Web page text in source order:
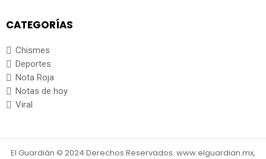
CATEGORÍAS
Chismes
Deportes
Nota Roja
Notas de hoy
Viral
El Guardián © 2024 Derechos Reservados. www.elguardian.mx,